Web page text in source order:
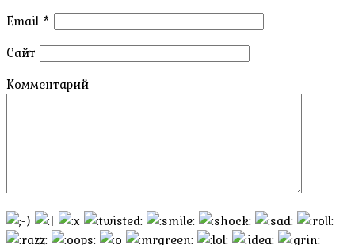
Email *
Сайт
Комментарий